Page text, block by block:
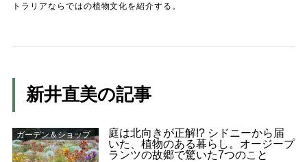
トラリアならではの植物文化を紹介する。
新井直美の記事
ガーデン＆ショップ
庭は北向きが正解!? シドニーから届
いた、植物のある暮らし。オージープ
ランツの故郷で驚いた7つのこと